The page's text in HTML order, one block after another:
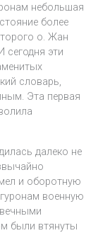
небольшая
более
о. Жан
сегодня эти
словарь,
Эта первая
далеко не
и оборотную
военную
были втянуты